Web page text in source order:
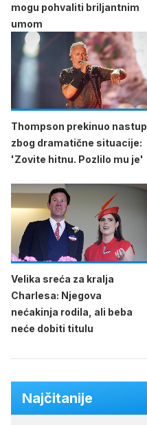
mogu pohvaliti briljantnim
umom
Thompson prekinuo nastup
zbog dramatične situacije:
'Zovite hitnu. Pozlilo mu je'
Velika sreća za kralja
Charlesa: Njegova
nećakinja rodila, ali beba
neće dobiti titulu
Najčitanije